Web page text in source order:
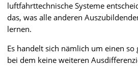
luftfahrttechnische Systeme
das, was alle anderen
lernen.
Es handelt sich nämlich um einen
bei dem keine weiteren